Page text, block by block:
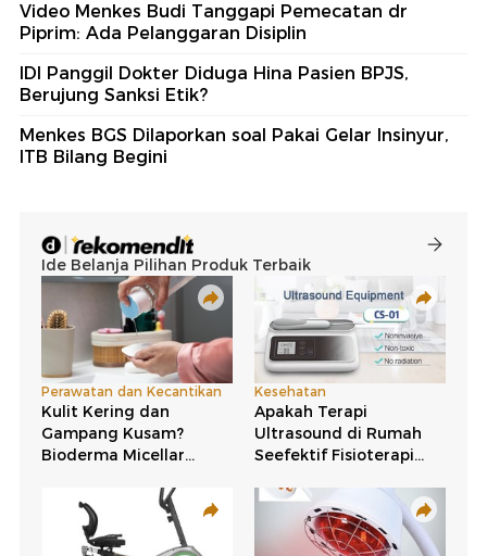
Video Menkes Budi Tanggapi Pemecatan dr
Piprim: Ada Pelanggaran Disiplin
IDI Panggil Dokter Diduga Hina Pasien BPJS,
Berujung Sanksi Etik?
Menkes BGS Dilaporkan soal Pakai Gelar Insinyur,
ITB Bilang Begini